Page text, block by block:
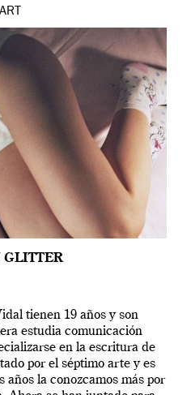
ART
GLITTER
tienen 19 años y son
estudia comunicación
en la escritura de
por el séptimo arte y es
años la conozcamos más por